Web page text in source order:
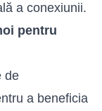
a conexiunii.
pentru
de
a beneficia